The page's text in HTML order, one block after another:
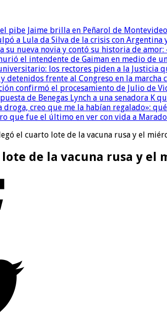
pibe Jaime brilla en Peñarol de
a Lula da Silva de la crisis con
su nueva novia y contó su historia de
el intendente de Gaiman en medio de
los rectores piden a la Justicia
detenidos frente al Congreso en la marcha
confirmó el procesamiento de Julio de
de Benegas Lynch a una senadora K
droga, creo que me la habían regalado»:
que fue el último en ver con vida a
el cuarto lote de la vacuna rusa y el
de la vacuna rusa y el